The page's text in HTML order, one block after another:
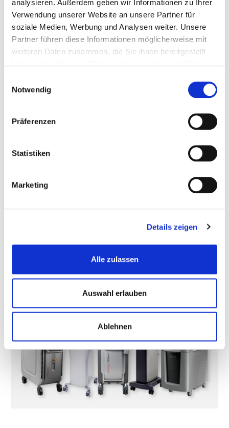
analysieren. Außerdem geben wir Informationen zu Ihrer
Verwendung unserer Website an unsere Partner für
soziale Medien, Werbung und Analysen weiter. Unsere
Partner führen diese Informationen möglicherweise mit
weiteren Daten zusammen, die Sie ihnen bereitgestellt
Notwendig
Präferenzen
Statistiken
Marketing
Details zeigen
Alle zulassen
Auswahl erlauben
Ablehnen
Nach Indikationen